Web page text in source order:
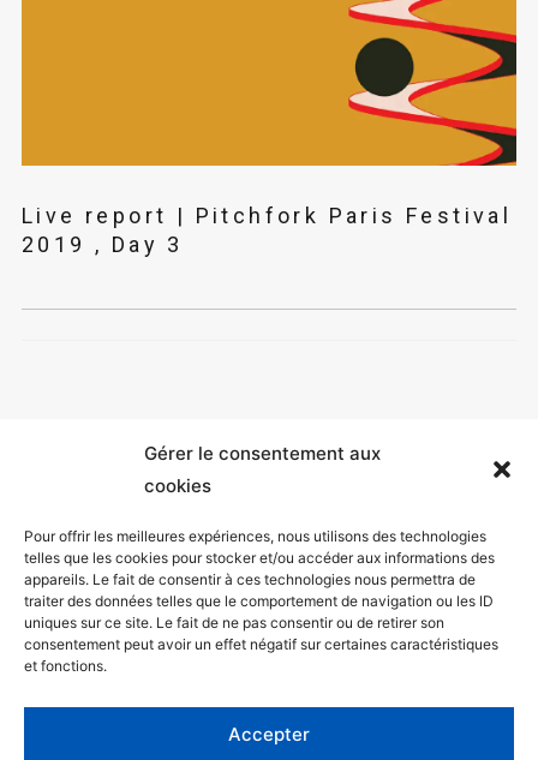
Gérer le consentement aux
cookies
Pour offrir les meilleures expériences, nous utilisons des technologies
telles que les cookies pour stocker et/ou accéder aux informations des
appareils. Le fait de consentir à ces technologies nous permettra de
traiter des données telles que le comportement de navigation ou les ID
uniques sur ce site. Le fait de ne pas consentir ou de retirer son
consentement peut avoir un effet négatif sur certaines caractéristiques
et fonctions.
Accepter
Live report | Pitchfork Paris Festival
2019 , Day 3
Mentions légales
Politique de confidentialité